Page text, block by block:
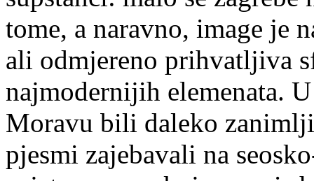
tome, a naravno, image
ali odmjereno prihvatljiva
najmodernijih elemenata.
Moravu bili daleko
pjesmi zajebavali na